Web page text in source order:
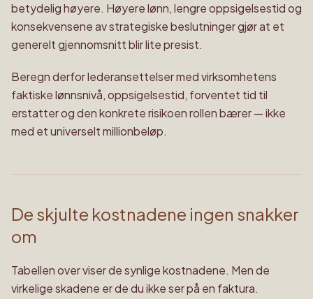
betydelig høyere. Høyere lønn, lengre oppsigelsestid og
konsekvensene av strategiske beslutninger gjør at et
generelt gjennomsnitt blir lite presist.
Beregn derfor lederansettelser med virksomhetens
faktiske lønnsnivå, oppsigelsestid, forventet tid til
erstatter og den konkrete risikoen rollen bærer — ikke
med et universelt millionbeløp.
De skjulte kostnadene ingen snakker
om
Tabellen over viser de synlige kostnadene. Men de
virkelige skadene er de du ikke ser på en faktura.